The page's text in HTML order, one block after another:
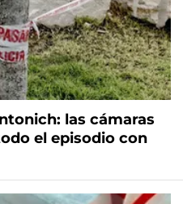
las cámaras
el episodio con